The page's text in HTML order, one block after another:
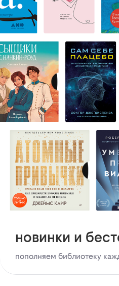
новинки и
пополняем библиотеку